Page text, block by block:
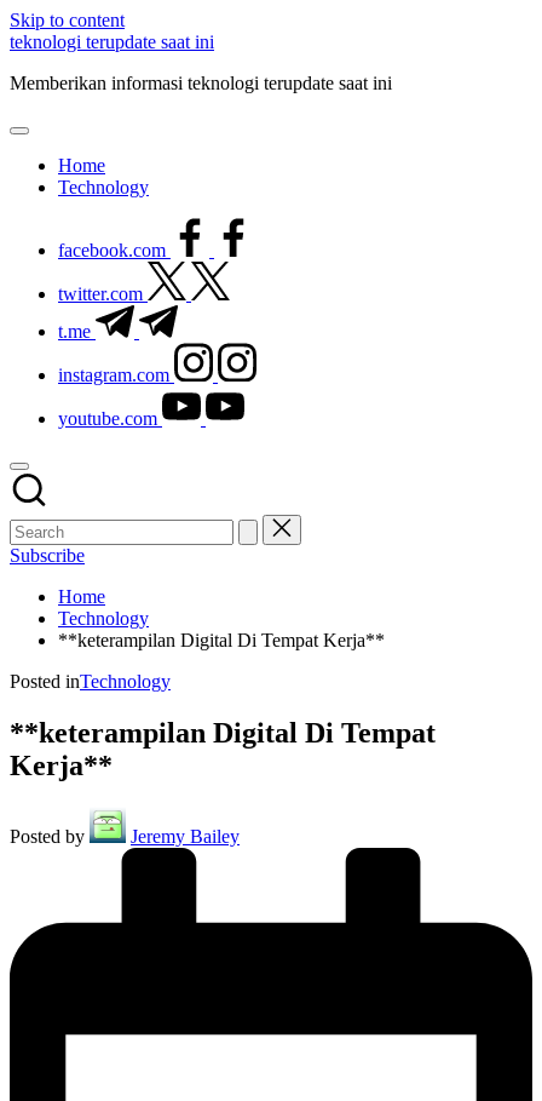
Skip to content
teknologi terupdate saat ini
Memberikan informasi teknologi terupdate saat ini
Home
Technology
facebook.com
twitter.com
t.me
instagram.com
youtube.com
Subscribe
Home
Technology
**keterampilan Digital Di Tempat Kerja**
Posted inTechnology
**keterampilan Digital Di Tempat
Kerja**
Posted by Jeremy Bailey